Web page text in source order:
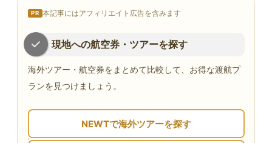
PR 本記事にはアフィリエイト広告を含みます
現地への航空券・ツアーを探す
海外ツアー・航空券をまとめて比較して、お得な渡航プ
ランを見つけましょう。
NEWTで海外ツアーを探す